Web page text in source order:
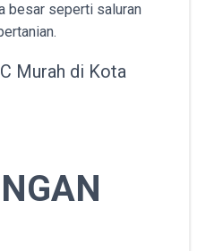
besar seperti saluran
Murah di Kota